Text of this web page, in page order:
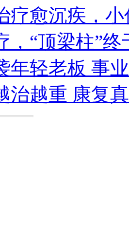
疗愈沉疾，
，“顶梁柱”终
年轻老板 事
治越重 康复